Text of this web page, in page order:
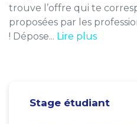
trouve l’offre qui te
proposées par les
! Dépose... Lire plus
Stage étudiant